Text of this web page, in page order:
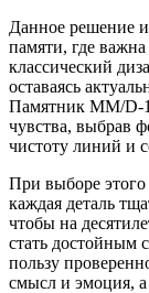
Данное решение
памяти, где
классический
оставаясь
Памятник ММ/D-
чувства, выбрав
чистоту линий и
При выборе этого
каждая деталь
чтобы на
стать достойным
пользу
смысл и эмоция,